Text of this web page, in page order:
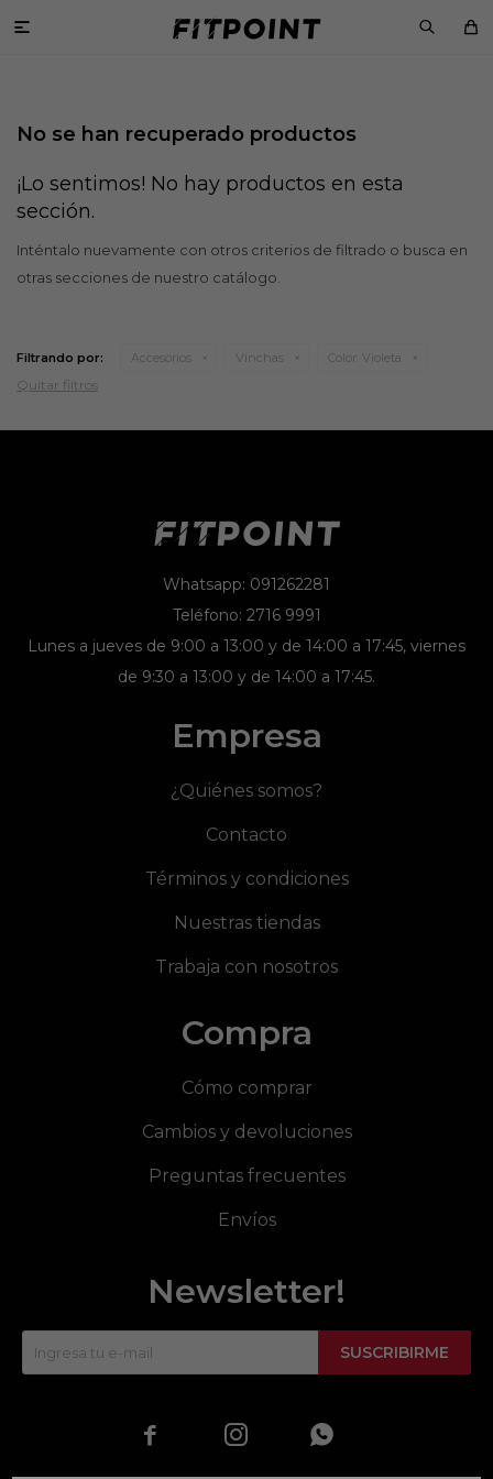

No se han recuperado productos
¡Lo sentimos! No hay productos en esta
sección.
Inténtalo nuevamente con otros criterios de filtrado o busca en
otras secciones de nuestro catálogo.
Filtrando por: Accesorios Vinchas Color: Violeta
Quitar filtros
Whatsapp: 091262281
Teléfono: 2716 9991
Lunes a jueves de 9:00 a 13:00 y de 14:00 a 17:45, viernes
de 9:30 a 13:00 y de 14:00 a 17:45.
Empresa
¿Quiénes somos?
Contacto
Términos y condiciones
Nuestras tiendas
Trabaja con nosotros
Compra
Cómo comprar
Cambios y devoluciones
Preguntas frecuentes
Envíos
Newsletter!
SUSCRIBIRME
  